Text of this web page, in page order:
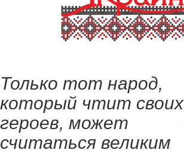
Только тот народ,
который чтит своих
героев, может
считаться великим